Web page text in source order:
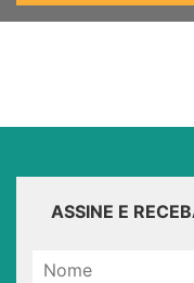
ASSINE E